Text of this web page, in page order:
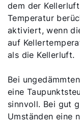
dem der
Temperatur
aktiviert, wenn
auf
als die Kellerluft.
Bei
eine
sinnvoll. Bei gut
Umständen eine